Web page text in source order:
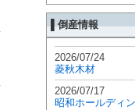
▌倒産情報
2026/07/24
菱秋木材
2026/07/17
昭和ホールディ